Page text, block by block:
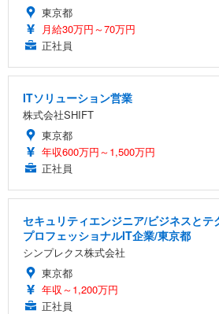
東京都
月給30万円～70万円
正社員
ITソリューション営業
株式会社SHIFT
東京都
年収600万円～1,500万円
正社員
セキュリティエンジニア/ビジネスとテ
プロフェッショナルIT企業/東京都
シンプレクス株式会社
東京都
年収～1,200万円
正社員